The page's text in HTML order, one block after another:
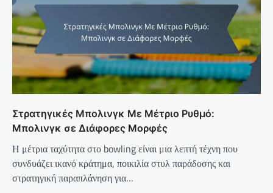
Στρατηγικές Μπολινγκ Με Μέτριο Ρυθμό:
Μπολινγκ σε Διάφορες Μορφές
Η μέτρια ταχύτητα στο bowling είναι μια λεπτή τέχνη που
συνδυάζει ικανό κράτημα, ποικιλία στυλ παράδοσης και
στρατηγική παραπλάνηση για…